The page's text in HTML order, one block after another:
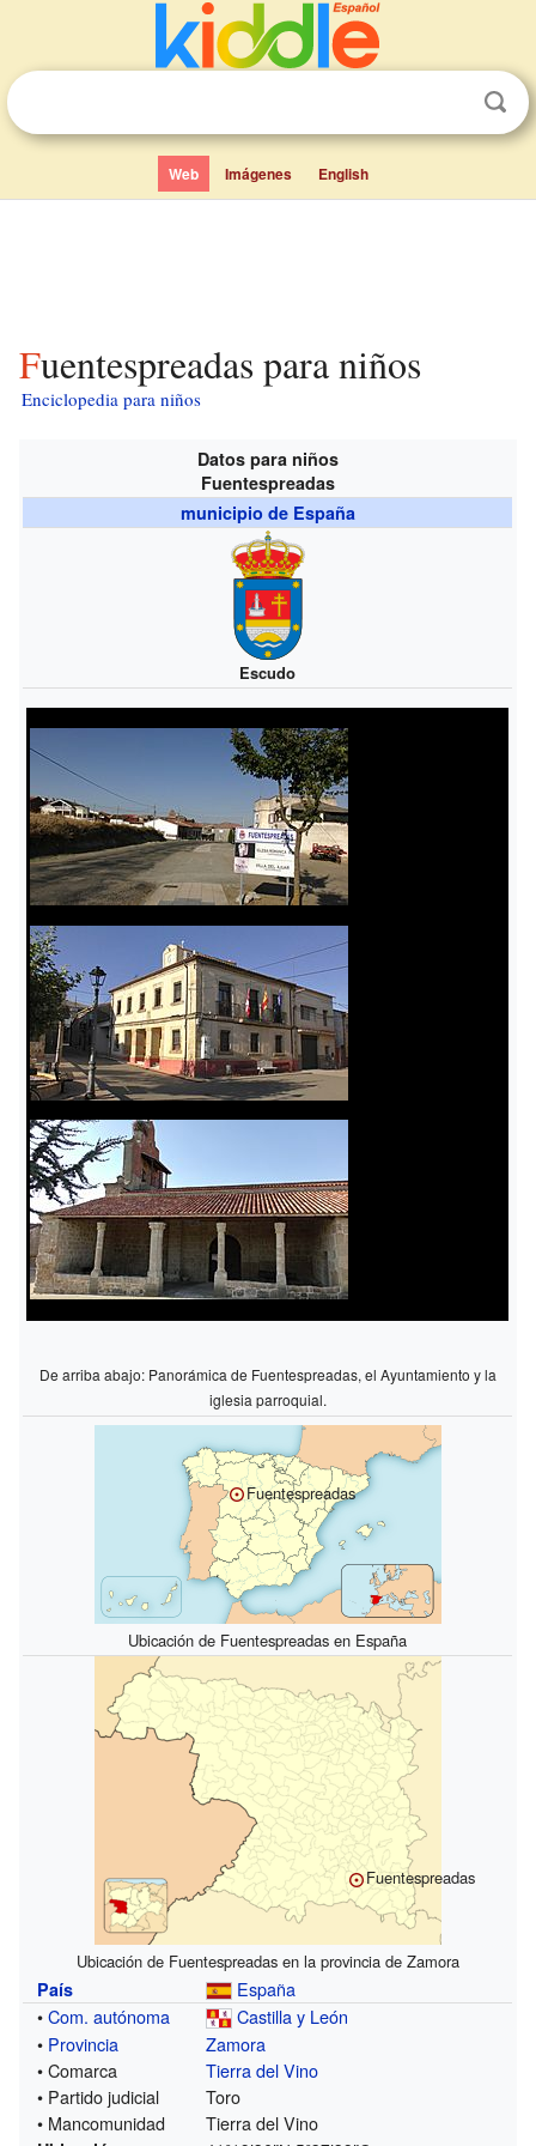
Web Imágenes English
Fuentespreadas para niños
Enciclopedia para niños
Datos para niños
Fuentespreadas
municipio de España
Escudo
De arriba abajo: Panorámica de Fuentespreadas, el Ayuntamiento y la
iglesia parroquial.
Fuentespreadas
Ubicación de Fuentespreadas en España
Fuentespreadas
Ubicación de Fuentespreadas en la provincia de Zamora
País
España
•Com. autónoma
Castilla y León
• Provincia
Zamora
• Comarca
Tierra del Vino
• Partido judicial
Toro
• Mancomunidad
Tierra del Vino